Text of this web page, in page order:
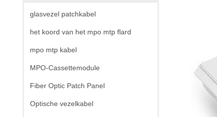
glasvezel patchkabel
het koord van het mpo mtp flard
mpo mtp kabel
MPO-Cassettemodule
Fiber Optic Patch Panel
Optische vezelkabel